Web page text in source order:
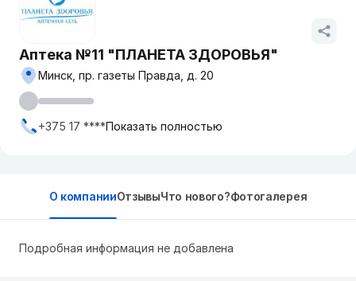
Аптека №11 "ПЛАНЕТА ЗДОРОВЬЯ"
Минск, пр. газеты Правда, д. 20
+375 17 ****Показать полностью
О компанииОтзывыЧто нового?Фотогалерея
Подробная информация не добавлена